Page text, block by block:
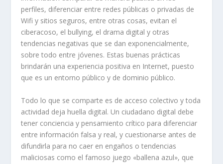
perfiles, diferenciar entre redes públicas o privadas de
Wifi y sitios seguros, entre otras cosas, evitan el
ciberacoso, el bullying, el drama digital y otras
tendencias negativas que se dan exponencialmente,
sobre todo entre jóvenes. Estas buenas prácticas
brindarán una experiencia positiva en Internet, puesto
que es un entorno público y de dominio público.
Todo lo que se comparte es de acceso colectivo y toda
actividad deja huella digital. Un ciudadano digital debe
tener conciencia y pensamiento crítico para diferenciar
entre información falsa y real, y cuestionarse antes de
difundirla para no caer en engaños o tendencias
maliciosas como el famoso juego «ballena azul», que